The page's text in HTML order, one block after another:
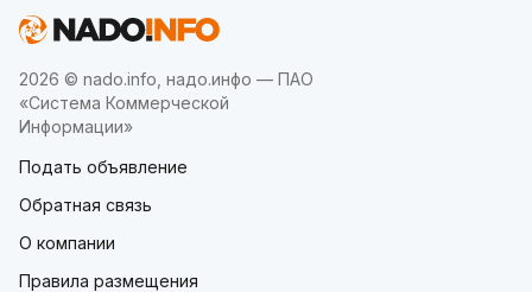
2026 © nado.info, надо.инфо — ПАО
«Система Коммерческой
Информации»
Подать объявление
Обратная связь
О компании
Правила размещения